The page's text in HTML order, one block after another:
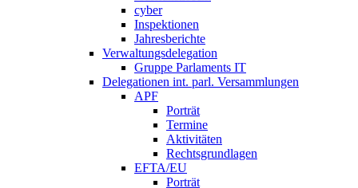
cyber
Inspektionen
Jahresberichte
Verwaltungsdelegation
Gruppe Parlaments IT
Delegationen int. parl. Versammlungen
APF
Porträt
Termine
Aktivitäten
Rechtsgrundlagen
EFTA/EU
Porträt